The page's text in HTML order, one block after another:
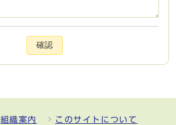
確認
組織案内 このサイトについて